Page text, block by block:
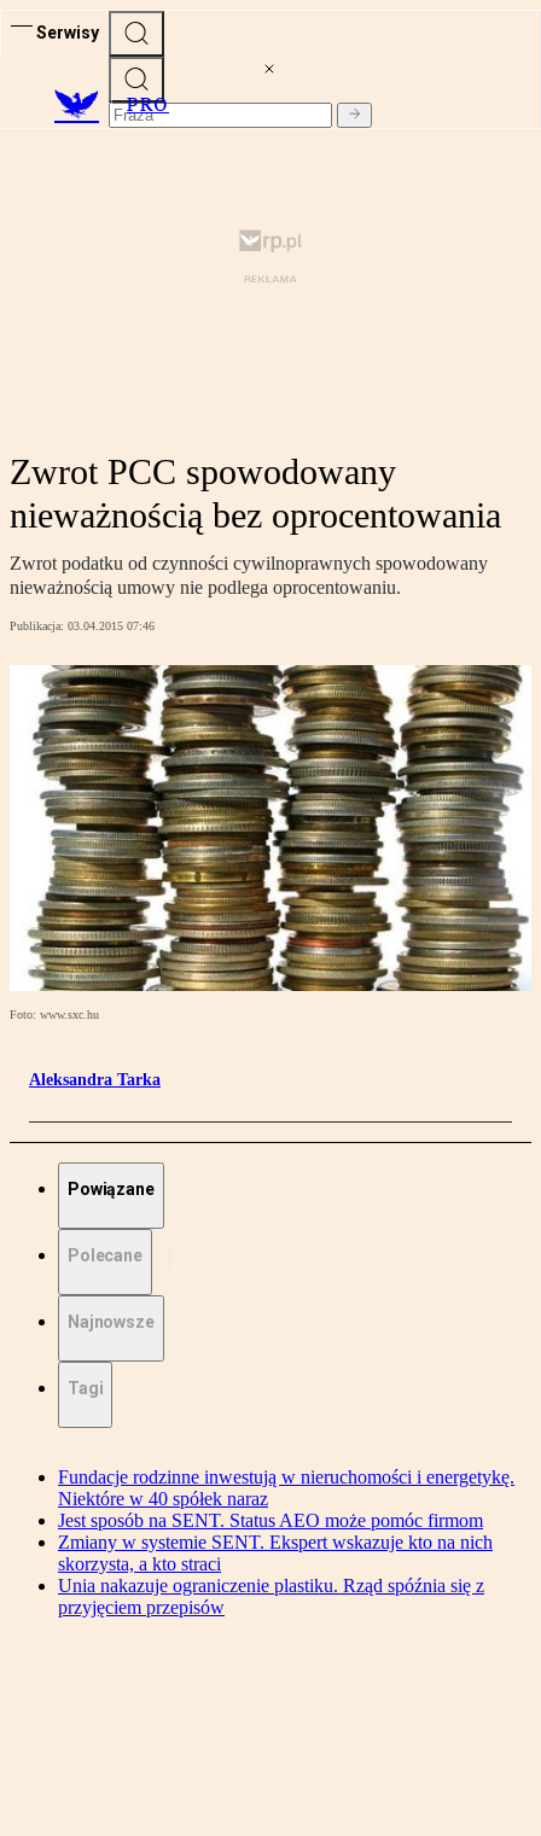
Serwisy
PRO
Zwrot PCC spowodowany
nieważnością bez oprocentowania
Zwrot podatku od czynności cywilnoprawnych spowodowany
nieważnością umowy nie podlega oprocentowaniu.
Publikacja: 03.04.2015 07:46
Foto: www.sxc.hu
Aleksandra Tarka
Powiązane
Polecane
Najnowsze
Tagi
Fundacje rodzinne inwestują w nieruchomości i energetykę.
Niektóre w 40 spółek naraz
Jest sposób na SENT. Status AEO może pomóc firmom
Zmiany w systemie SENT. Ekspert wskazuje kto na nich
skorzysta, a kto straci
Unia nakazuje ograniczenie plastiku. Rząd spóźnia się z
przyjęciem przepisów